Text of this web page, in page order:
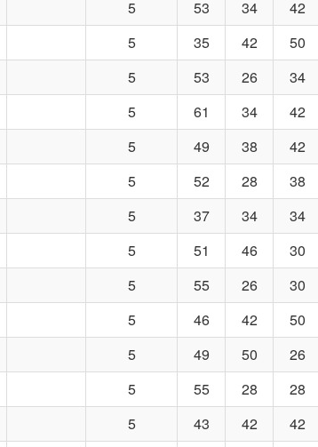
5 53 34 42
5 35 42 50
5 53 26 34
5 61 34 42
5 49 38 42
5 52 28 38
5 37 34 34
5 51 46 30
5 55 26 30
5 46 42 50
5 49 50 26
5 55 28 28
5 43 42 42